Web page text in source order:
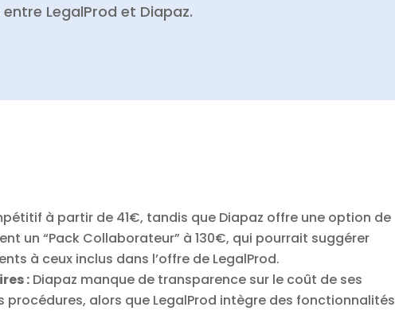
LegalProd et Diapaz.
à partir de 41€, tandis que Diapaz offre une option de
un “Pack Collaborateur” à 130€, qui pourrait suggérer
à ceux inclus dans l’offre de LegalProd.
: Diapaz manque de transparence sur le coût de ses
alors que LegalProd intègre des fonctionnalités